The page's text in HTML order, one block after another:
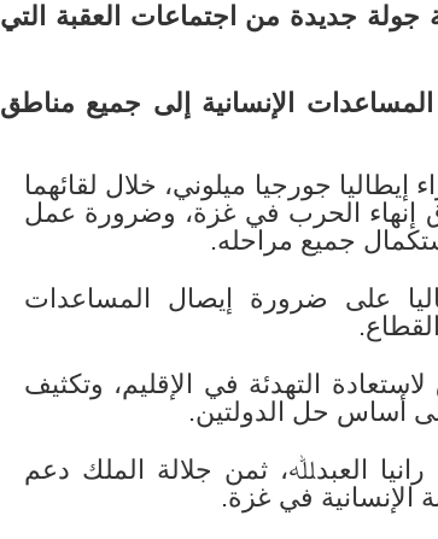
جولة جديدة من اجتماعات العقبة التي
الإنسانية إلى جميع مناطق
جورجيا ميلوني، خلال لقائهما
إنهاء الحرب في غزة، وضرورة عمل
جميع مراحله.
على ضرورة إيصال المساعدات
التهدئة في الإقليم، وتكثيف
أساس حل الدولتين.
رانيا العبدﷲ، ثمن جلالة الملك دعم
الإنسانية في غزة.